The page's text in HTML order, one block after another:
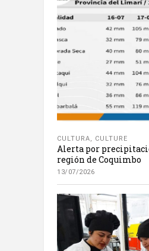
CULTURA, CULTURE
Alerta por
región de Coquimbo
13/07/2026